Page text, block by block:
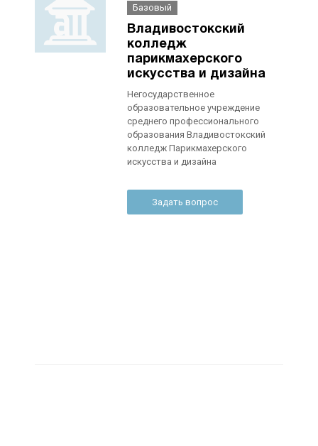
Базовый
Владивостокский
колледж
парикмахерского
искусства и дизайна
Негосударственное
образовательное учреждение
среднего профессионального
образования Владивостокский
колледж Парикмахерского
искусства и дизайна
Задать вопрос